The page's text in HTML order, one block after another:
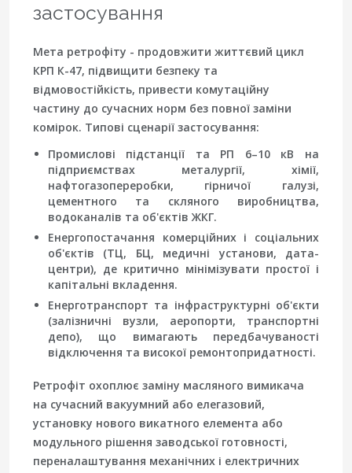
застосування
Мета ретрофіту - продовжити життєвий цикл
КРП К-47, підвищити безпеку та
відмовостійкість, привести комутаційну
частину до сучасних норм без повної заміни
комірок. Типові сценарії застосування:
Промислові підстанції та РП 6–10 кВ на
підприємствах металургії, хімії,
нафтогазопереробки, гірничої галузі,
цементного та скляного виробництва,
водоканалів та об'єктів ЖКГ.
Енергопостачання комерційних і соціальних
об'єктів (ТЦ, БЦ, медичні установи, дата-
центри), де критично мінімізувати простої і
капітальні вкладення.
Енерготранспорт та інфраструктурні об'єкти
(залізничні вузли, аеропорти, транспортні
депо), що вимагають передбачуваності
відключення та високої ремонтопридатності.
Ретрофіт охоплює заміну масляного вимикача
на сучасний вакуумний або елегазовий,
установку нового викатного елемента або
модульного рішення заводської готовності,
переналаштування механічних і електричних